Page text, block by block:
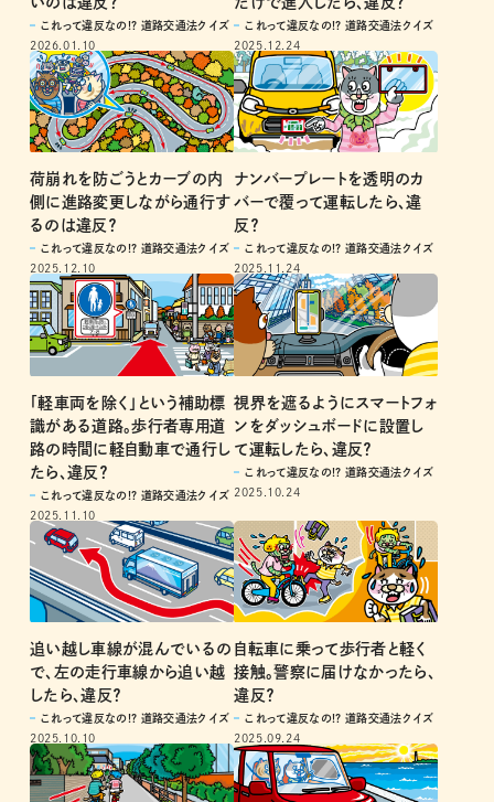
これって違反なの!? 道路交通法クイズ
2026.01.10
これって違反なの!? 道路交通法クイズ
2025.12.24
荷崩れを防ごうとカーブの内
側に進路変更しながら通行す
るのは違反？
これって違反なの!? 道路交通法クイズ
2025.12.10
ナンバープレートを透明のカ
バーで覆って運転したら、違
反？
これって違反なの!? 道路交通法クイズ
2025.11.24
「軽車両を除く」という補助標
識がある道路。歩行者専用道
路の時間に軽自動車で通行し
たら、違反？
これって違反なの!? 道路交通法クイズ
2025.11.10
視界を遮るようにスマートフォ
ンをダッシュボードに設置し
て運転したら、違反？
これって違反なの!? 道路交通法クイズ
2025.10.24
追い越し車線が混んでいるの
で、左の走行車線から追い越
したら、違反？
これって違反なの!? 道路交通法クイズ
2025.10.10
自転車に乗って歩行者と軽く
接触。警察に届けなかったら、
違反？
これって違反なの!? 道路交通法クイズ
2025.09.24